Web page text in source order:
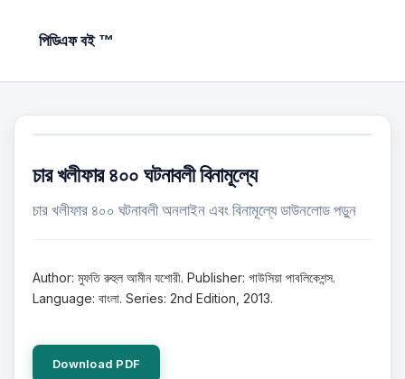
পিডিএফ বই ™
চার খলীফার ৪০০ ঘটনাবলী বিনামূল্যে
চার খলীফার ৪০০ ঘটনাবলী অনলাইন এবং বিনামূল্যে ডাউনলোড পড়ুন
Author: মুফতি রুহুল আমীন যশোরী. Publisher: গাউসিয়া পাবলিকেশন্স.
Language: বাংলা. Series: 2nd Edition, 2013.
Download PDF